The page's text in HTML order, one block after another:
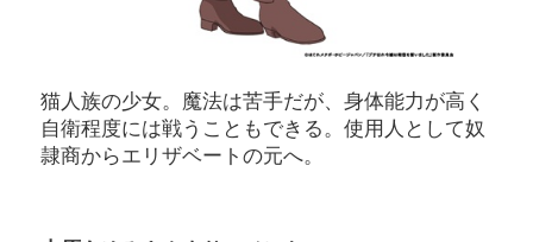
猫人族の少女。魔法は苦手だが、身体能力が高く
自衛程度には戦うこともできる。使用人として奴
隷商からエリザベートの元へ。